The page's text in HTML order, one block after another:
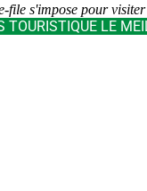
file s'impose pour
TOURISTIQUE LE